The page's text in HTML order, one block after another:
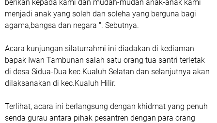
berikan kepada kami dan mudah-mudan anak-anak kami
menjadi anak yang soleh dan soleha yang berguna bagi
agama,bangsa dan negara ". Sebutnya.
Acara kunjungan silaturrahmi ini diadakan di kediaman
bapak Iwan Tambunan salah satu orang tua santri terletak
di desa Sidua-Dua kec.Kualuh Selatan dan selanjutnya akan
dilaksanakan di kec.Kualuh Hilir.
Terlihat, acara ini berlangsung dengan khidmat yang penuh
senda gurau antara pihak pesantren dengan para orang